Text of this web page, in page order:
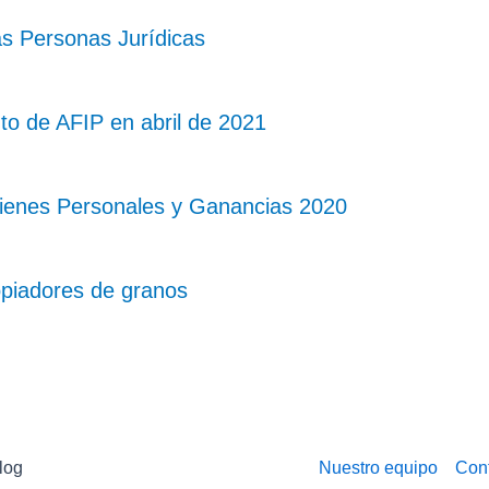
Personas Jurídicas
de AFIP en abril de 2021
Personales y Ganancias 2020
de granos
Nuestro equipo